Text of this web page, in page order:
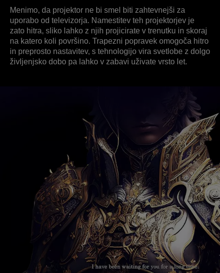
Menimo, da projektor ne bi smel biti zahtevnejši za
uporabo od televizorja. Namestitev teh projektorjev je
zato hitra, sliko lahko z njih projicirate v trenutku in skoraj
na katero koli površino. Trapezni popravek omogoča hitro
in preprosto nastavitev, s tehnologijo vira svetlobe z dolgo
življenjsko dobo pa lahko v zabavi uživate vrsto let.